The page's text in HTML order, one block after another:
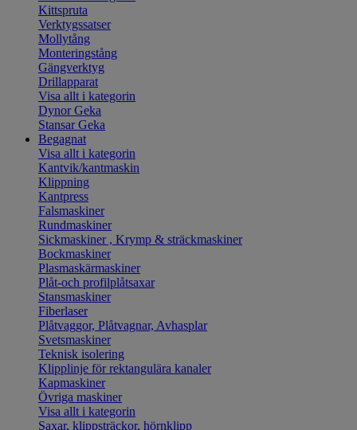
Kittspruta
Verktygssatser
Mollytång
Monteringstång
Gängverktyg
Drillapparat
Visa allt i kategorin
Dynor Geka
Stansar Geka
Begagnat
Visa allt i kategorin
Kantvik/kantmaskin
Klippning
Kantpress
Falsmaskiner
Rundmaskiner
Sickmaskiner , Krymp & sträckmaskiner
Bockmaskiner
Plasmaskärmaskiner
Plåt-och profilplåtsaxar
Stansmaskiner
Fiberlaser
Plåtvaggor, Plåtvagnar, Avhasplar
Svetsmaskiner
Teknisk isolering
Klipplinje för rektangulära kanaler
Kapmaskiner
Övriga maskiner
Visa allt i kategorin
Saxar, klippsträckor, hörnklipp